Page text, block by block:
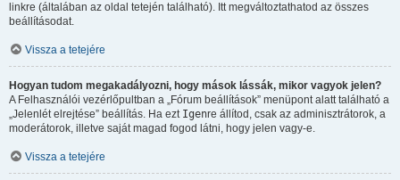
linkre (általában az oldal tetején található). Itt megváltoztathatod az összes
beállításodat.
Vissza a tetejére
Hogyan tudom megakadályozni, hogy mások lássák, mikor vagyok jelen?
A Felhasználói vezérlőpultban a „Fórum beállítások” menüpont alatt található a
„Jelenlét elrejtése” beállítás. Ha ezt Igenre állítod, csak az adminisztrátorok, a
moderátorok, illetve saját magad fogod látni, hogy jelen vagy-e.
Vissza a tetejére